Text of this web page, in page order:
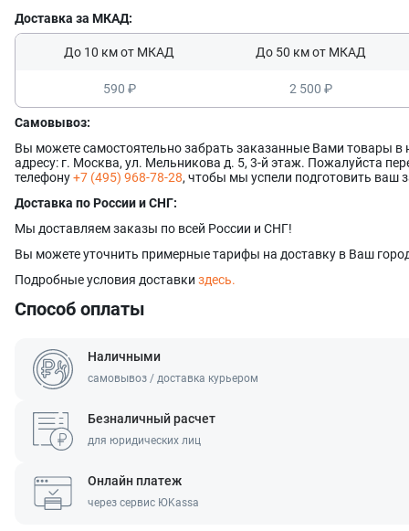
Доставка за МКАД:
До 10 км от МКАД До 50 км от МКАД
590 ₽ 2 500 ₽
Самовывоз:
Вы можете самостоятельно забрать заказанные Вами товары
адресу: г. Москва, ул. Мельникова д. 5, 3-й этаж. Пожалуйста
телефону+7 (495) 968-78-28, чтобы мы успели подготовить ваш
Доставка по России и СНГ:
Мы доставляем заказы по всей России и СНГ!
Вы можете уточнить примерные тарифы на доставку в Ваш
Подробные условия доставки здесь.
Способ оплаты
Наличными
самовывоз / доставка курьером
Безналичный расчет
для юридических лиц
Онлайн платеж
через сервис ЮKassa